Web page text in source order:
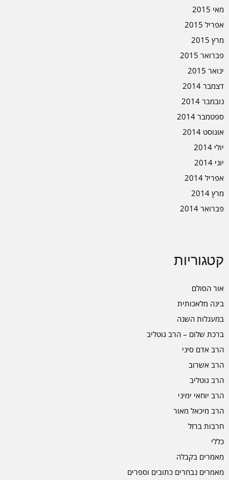
מאי 2015
אפריל 2015
מרץ 2015
פברואר 2015
ינואר 2015
דצמבר 2014
נובמבר 2014
ספטמבר 2014
אוגוסט 2014
יולי 2014
יוני 2014
אפריל 2014
מרץ 2014
פברואר 2014
קטגוריות
אור הסולם
בינה מלאכותית
במעגלות השנה
ברכת שלום – הרב גוטליב
הרב אדם סיני
הרב אשרוב
הרב גוטליב
הרב יוחאי ימיני
הרב מיכאל מאור
חרבות ברזל
כללי
מאמרים בקבלה
מאמרים נבחרים כתובים וספרים